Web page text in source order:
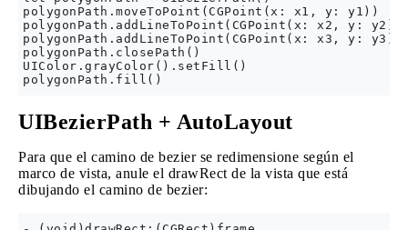
polygonPath.moveToPoint(CGPoint(x: x1, y: y1))
polygonPath.addLineToPoint(CGPoint(x: x2, y: y2))
polygonPath.addLineToPoint(CGPoint(x: x3, y: y3))
polygonPath.closePath()
UIColor.grayColor().setFill()
UIBezierPath + AutoLayout
Para que el camino de bezier se redimensione según el
marco de vista, anule el drawRect de la vista que está
dibujando el camino de bezier: